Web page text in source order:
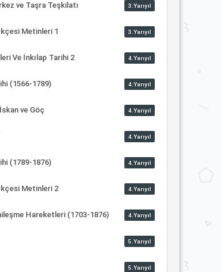
ve Taşra Teşkilatı 3.Yarıyıl
Metinleri 1 3.Yarıyıl
Ve İnkılap Tarihi 2 4.Yarıyıl
(1566-1789) 4.Yarıyıl
ve Göç 4.Yarıyıl
4.Yarıyıl
(1789-1876) 4.Yarıyıl
Metinleri 2 4.Yarıyıl
Hareketleri (1703-1876) 4.Yarıyıl
5.Yarıyıl
5.Yarıyıl